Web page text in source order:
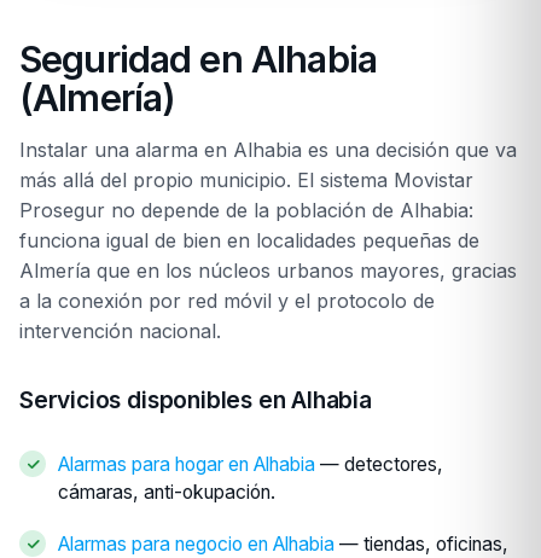
Seguridad en Alhabia
(Almería)
Instalar una alarma en Alhabia es una decisión que va
más allá del propio municipio. El sistema Movistar
Prosegur no depende de la población de Alhabia:
funciona igual de bien en localidades pequeñas de
Almería que en los núcleos urbanos mayores, gracias
a la conexión por red móvil y el protocolo de
intervención nacional.
Servicios disponibles en Alhabia
Alarmas para hogar en Alhabia — detectores,
cámaras, anti-okupación.
Alarmas para negocio en Alhabia — tiendas, oficinas,